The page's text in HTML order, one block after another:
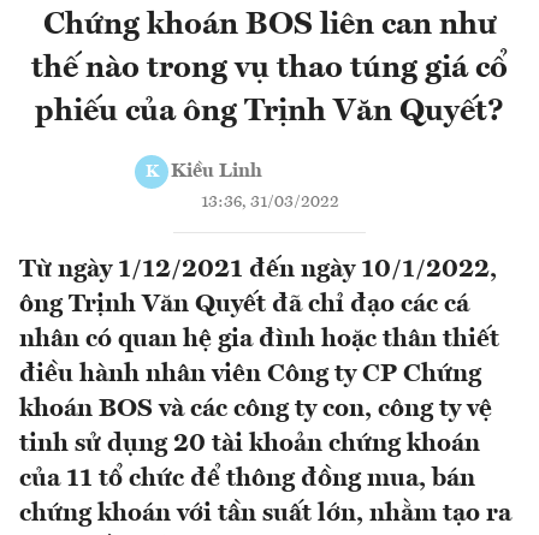
Chứng khoán BOS liên can như
thế nào trong vụ thao túng giá cổ
phiếu của ông Trịnh Văn Quyết?
K Kiều Linh
13:36, 31/03/2022
Từ ngày 1/12/2021 đến ngày 10/1/2022,
ông Trịnh Văn Quyết đã chỉ đạo các cá
nhân có quan hệ gia đình hoặc thân thiết
điều hành nhân viên Công ty CP Chứng
khoán BOS và các công ty con, công ty vệ
tinh sử dụng 20 tài khoản chứng khoán
của 11 tổ chức để thông đồng mua, bán
chứng khoán với tần suất lớn, nhằm tạo ra